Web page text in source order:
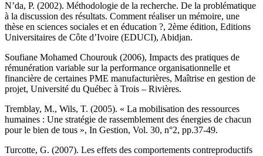
N’da, P. (2002). Méthodologie de la recherche. De la problématique
à la discussion des résultats. Comment réaliser un mémoire, une
thèse en sciences sociales et en éducation ?, 2ème édition, Editions
Universitaires de Côte d’Ivoire (EDUCI), Abidjan.
Soufiane Mohamed Chourouk (2006), Impacts des pratiques de
rémunération variable sur la performance organisationnelle et
financière de certaines PME manufacturières, Maîtrise en gestion de
projet, Université du Québec à Trois – Rivières.
Tremblay, M., Wils, T. (2005). « La mobilisation des ressources
humaines : Une stratégie de rassemblement des énergies de chacun
pour le bien de tous », In Gestion, Vol. 30, n°2, pp.37-49.
Turcotte, G. (2007). Les effets des comportements contreproductifs